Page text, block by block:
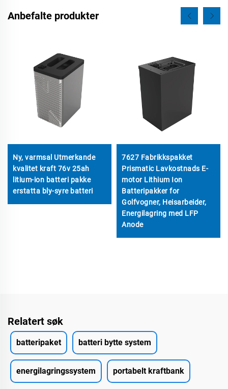
Anbefalte produkter
Ny, varmsal Utmerkande
kvalitet kraft 76v 25ah
litium-ion batteri pakke
erstatta bly-syre batteri
7627 Fabrikkspakket
Prismatic Lavkostnads E-
motor Lithium Ion
Batteripakker for
Golfvogner, Heisarbeider,
Energilagring med LFP
Anode
Relatert søk
batteripaket batteri bytte system
energilagringssystem portabelt kraftbank